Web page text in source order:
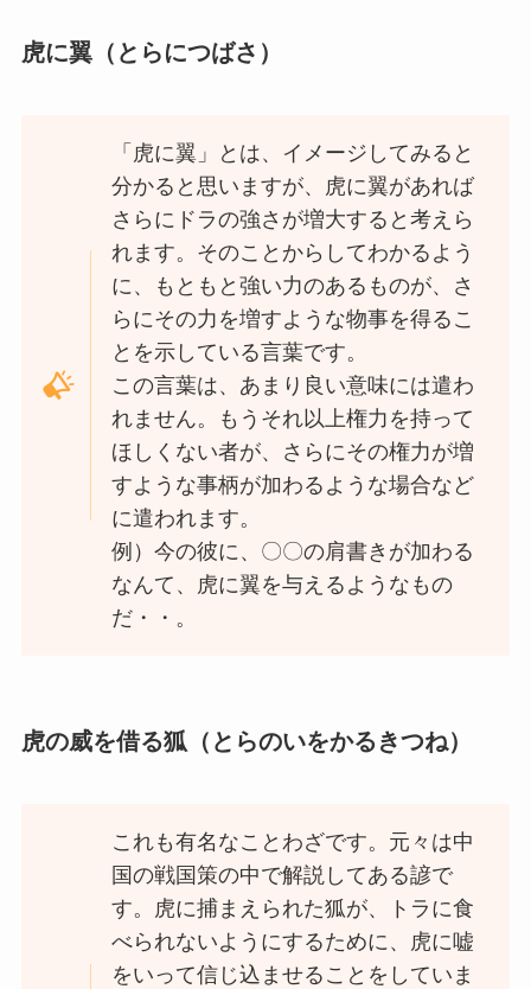
虎に翼（とらにつばさ）
「虎に翼」とは、イメージしてみると
分かると思いますが、虎に翼があれば
さらにドラの強さが増大すると考えら
れます。そのことからしてわかるよう
に、もともと強い力のあるものが、さ
らにその力を増すような物事を得るこ
とを示している言葉です。
この言葉は、あまり良い意味には遣わ
れません。もうそれ以上権力を持って
ほしくない者が、さらにその権力が増
すような事柄が加わるような場合など
に遣われます。
例）今の彼に、〇〇の肩書きが加わる
なんて、虎に翼を与えるようなもの
だ・・。
虎の威を借る狐（とらのいをかるきつね）
これも有名なことわざです。元々は中
国の戦国策の中で解説してある諺で
す。虎に捕まえられた狐が、トラに食
べられないようにするために、虎に嘘
をいって信じ込ませることをしていま